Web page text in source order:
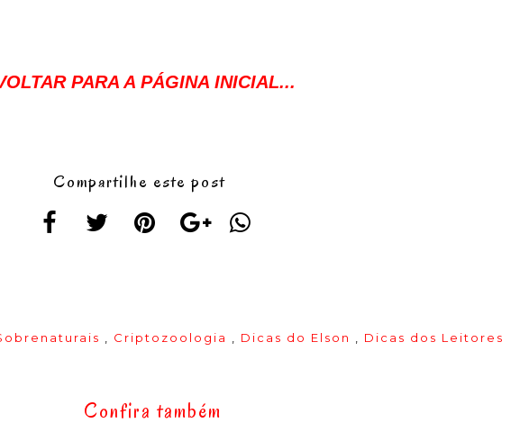
PARA A PÁGINA INICIAL...
Compartilhe este post
Criptozoologia Dicas do Elson Dicas dos Leitores
Confira também